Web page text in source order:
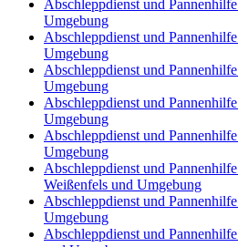
Abschleppdienst und
Umgebung
Abschleppdienst und
Umgebung
Abschleppdienst und
Umgebung
Abschleppdienst und
Umgebung
Abschleppdienst und
Umgebung
Abschleppdienst und
Weißenfels und Umgebung
Abschleppdienst und
Umgebung
Abschleppdienst und